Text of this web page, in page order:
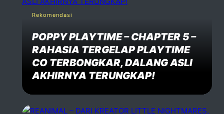
Rekomendasi
POPPY PLAYTIME – CHAPTER 5 –
RAHASIA TERGELAP PLAYTIME
CO TERBONGKAR, DALANG ASLI
AKHIRNYA TERUNGKAP!